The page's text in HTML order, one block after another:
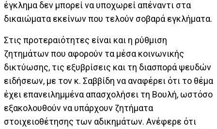
έγκλημα δεν μπορεί να υποχωρεί απέναντι στα
δικαιώματα εκείνων που τελούν σοβαρά εγκλήματα.
Στις προτεραιότητες είναι και η ρύθμιση
ζητημάτων που αφορούν τα μέσα κοινωνικής
δικτύωσης, τις εξυβρίσεις και τη διασπορά ψευδών
ειδήσεων, με τον κ. Σαββίδη να αναφέρει ότι το θέμα
έχει επανειλημμένα απασχολήσει τη Βουλή, ωστόσο
εξακολουθούν να υπάρχουν ζητήματα
στοιχειοθέτησης των αδικημάτων. Ανέφερε ότι